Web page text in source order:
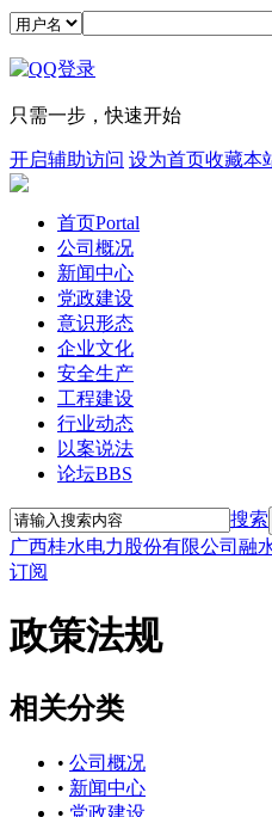
只需一步，快速开始
开启辅助访问 设为首页收藏本
首页Portal
公司概况
新闻中心
党政建设
意识形态
企业文化
安全生产
工程建设
行业动态
以案说法
论坛BBS
搜索
广西桂水电力股份有限公司融
订阅
政策法规
相关分类
• 公司概况
• 新闻中心
• 党政建设